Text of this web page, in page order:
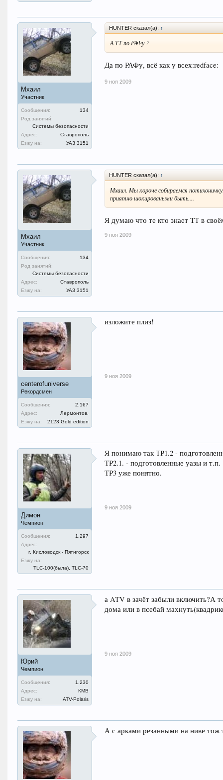
Мхаил
Участник
Сообщения:
134
Род занятий:
Системы безопасности
Адрес:
Ставрополь
Езжу на:
УАЗ 3151
HUNTER сказал(а): ↑
А ТТ по РАФу ?
Да по РАФу, всё как у всех:redface:
9 ноя 2009
Мхаил
Участник
Сообщения:
134
Род занятий:
Системы безопасности
Адрес:
Ставрополь
Езжу на:
УАЗ 3151
HUNTER сказал(а): ↑
Мхаил. Мы короче собираемся
приятно шокироваными быть....
Я думаю что те кто знает ТТ в
9 ноя 2009
centerofuniverse
Рекордсмен
Сообщения:
2.167
Адрес:
Лермонтов.
Езжу на:
2123 Gold edition
изложите плиз!
9 ноя 2009
Димон
Чемпион
Сообщения:
1.297
Адрес:
г. Кисловодск - Пятигорск
Езжу на:
TLC-100(была), TLC-70
Я понимаю так ТР1.2 -
ТР2.1. - подготовленные уазы и т.п.
ТР3 уже понятно.
9 ноя 2009
Юрий
Чемпион
Сообщения:
1.230
Адрес:
КМВ
Езжу на:
ATV-Polaris
а ATV в зачёт забыли включить?А
дома или в псебай
9 ноя 2009
А с арками резанными на ниве тож